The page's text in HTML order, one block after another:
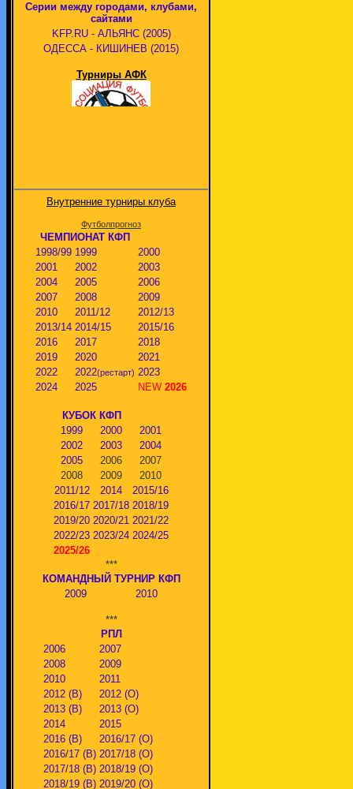
Серии между городами, клубами,
сайтами
KFP.RU - АЛЬЯНС (2005)
ОДЕССА - КИШИНЕВ (2015)
Турниры АФК
Внутренние турниры клуба
Футболпрогноз
ЧЕМПИОНАТ КФП
1998/99 1999
2000
2001
2002
2003
2004
2005
2006
2007
2008
2009
2010
2011/12
2012/13
2013/14 2014/15
2015/16
2016
2017
2018
2019
2020
2021
2022
2022(рестарт) 2023
2024
2025 NEW 2026
КУБОК КФП
1999
2000
2001
2002
2003
2004
2005
2006
2007
2008
2009
2010
2011/12
2014
2015/16
2016/17 2017/18 2018/19
2019/20 2020/21 2021/22
2022/23 2023/24 2024/25
2025/26
***
КОМАНДНЫЙ ТУРНИР КФП
2009
2010
***
РПЛ
2006
2007
2008
2009
2010
2011
2012 (В)
2012 (О)
2013 (В)
2013 (О)
2014
2015
2016 (В)
2016/17 (О)
2016/17 (В) 2017/18 (О)
2017/18 (В) 2018/19 (О)
2018/19 (В) 2019/20 (О)